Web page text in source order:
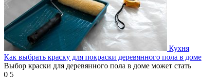
Кухня
Как выбрать краску для покраски деревянного пола в доме
Выбор краски для деревянного пола в доме может стать
0 5